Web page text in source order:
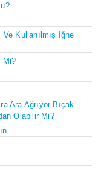
Kullanılmış Iğne
Mi?
Ara Ağrıyor Bıçak
Olabilir Mi?